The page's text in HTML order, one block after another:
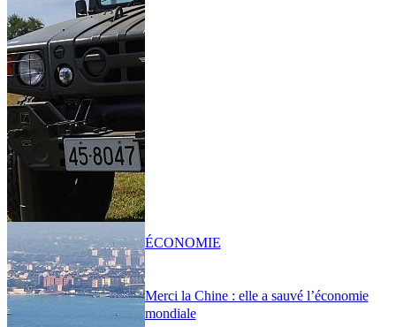
Merci la Chine : elle a sauvé l’économie
mondiale
ÉCONOMIE